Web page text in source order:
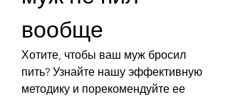
вообще
Хотите, чтобы ваш муж бросил
пить? Узнайте нашу эффективную
методику и порекомендуйте ее